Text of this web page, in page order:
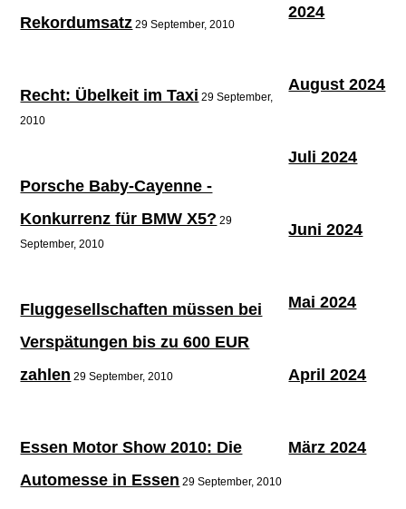
Rekordumsatz 29 September, 2010
Recht: Übelkeit im Taxi 29 September,
2010
Porsche Baby-Cayenne -
Konkurrenz für BMW X5? 29
September, 2010
Fluggesellschaften müssen bei
Verspätungen bis zu 600 EUR
zahlen 29 September, 2010
Essen Motor Show 2010: Die
Automesse in Essen 29 September, 2010
2024
August 2024
Juli 2024
Juni 2024
Mai 2024
April 2024
März 2024